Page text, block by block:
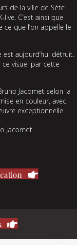
de la ville de Sète.
C’est ainsi que
ce que l’on appelle le
aujourd’hui détruit.
visuel par cette
Jacomet selon la
en couleur, avec
exceptionnelle.
Jacomet